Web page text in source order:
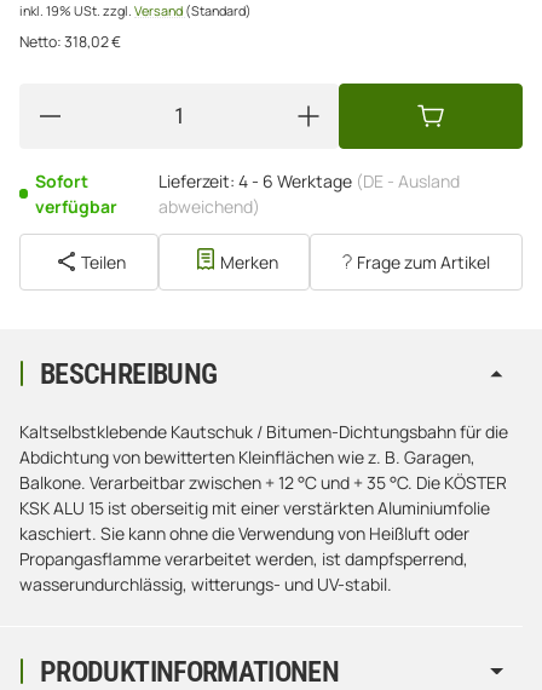
inkl. 19% USt. zzgl. Versand (Standard)
Netto:318,02€
Sofort
verfügbar
Lieferzeit: 4 - 6 Werktage (DE - Ausland
abweichend)
Teilen Merken Frage zum Artikel
PRODUKTINFORMATIONEN
BESCHREIBUNG
Kaltselbstklebende Kautschuk / Bitumen-Dichtungsbahn für die
Abdichtung von bewitterten Kleinflächen wie z. B. Garagen,
Balkone. Verarbeitbar zwischen + 12 °C und + 35 °C. Die KÖSTER
KSK ALU 15 ist oberseitig mit einer verstärkten Aluminiumfolie
kaschiert. Sie kann ohne die Verwendung von Heißluft oder
Propangasflamme verarbeitet werden, ist dampfsperrend,
wasserundurchlässig, witterungs- und UV-stabil.